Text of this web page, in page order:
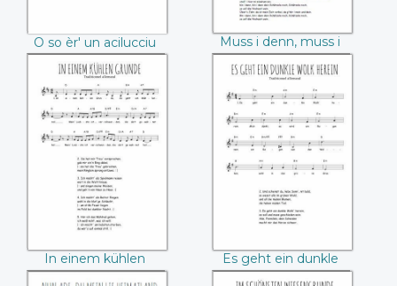
O so èr' un acilucciu
Muss i denn, muss i
denn zum Städtele
'naus
In einem kühlen
Grunde
In einem kühlen
Grunde
Es geht ein dunkle
Wolk herein
Es geht ein dunkle
Wolk herein